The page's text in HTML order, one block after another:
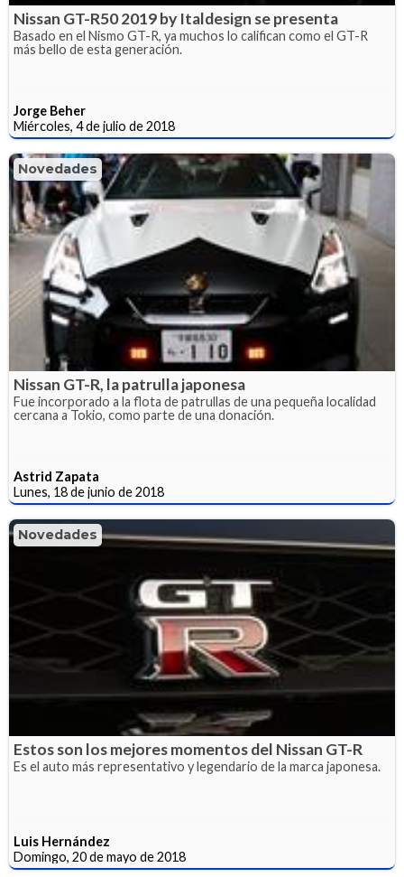
Nissan GT-R50 2019 by Italdesign se presenta
Basado en el Nismo GT-R, ya muchos lo califican como el GT-R
más bello de esta generación.
Jorge Beher
Miércoles, 4 de julio de 2018
Novedades
Nissan GT-R, la patrulla japonesa
Fue incorporado a la flota de patrullas de una pequeña localidad
cercana a Tokio, como parte de una donación.
Astrid Zapata
Lunes, 18 de junio de 2018
Novedades
Estos son los mejores momentos del Nissan GT-R
Es el auto más representativo y legendario de la marca japonesa.
Luis Hernández
Domingo, 20 de mayo de 2018